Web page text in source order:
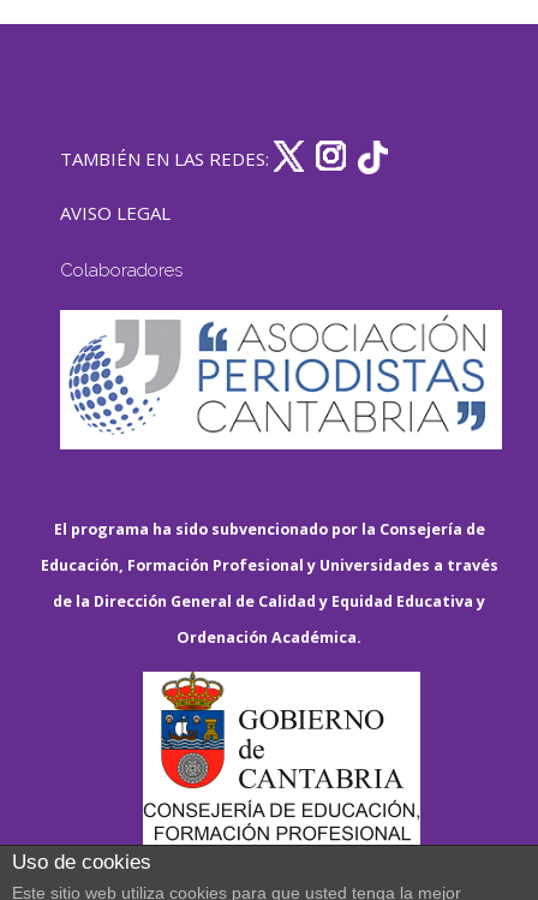
TAMBIÉN EN LAS REDES:
AVISO LEGAL
Colaboradores
El programa ha sido subvencionado por la Consejería de
Educación, Formación Profesional y Universidades a través
de la Dirección General de Calidad y Equidad Educativa y
Ordenación Académica.
Uso de cookies
Este sitio web utiliza cookies para que usted tenga la mejor